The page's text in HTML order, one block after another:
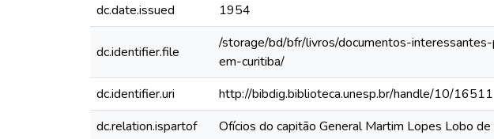
dc.date.issued
1954
dc.identifier.file
/storage/bd/bfr/livros/documentos-
em-curitiba/
dc.identifier.uri
http://bibdig.biblioteca.unesp.br/handle/10/16511
dc.relation.ispartof
Ofícios do capitão General Martim Lopes Lobo